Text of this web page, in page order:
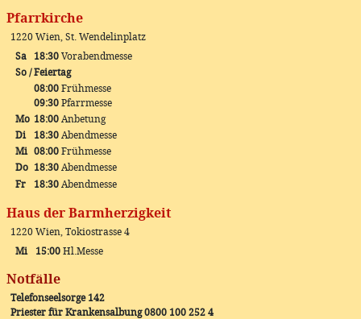
Pfarrkirche
1220 Wien, St. Wendelinplatz
Sa
18:30 Vorabendmesse
So / Feiertag
08:00 Frühmesse
09:30 Pfarrmesse
Mo 18:00 Anbetung
Di
18:30 Abendmesse
Mi 08:00 Frühmesse
Do 18:30 Abendmesse
Fr
18:30 Abendmesse
Haus der Barmherzigkeit
1220 Wien, Tokiostrasse 4
Mi
15:00 Hl.Messe
Notfälle
Telefonseelsorge 142
Priester für Krankensalbung 0800 100 252 4